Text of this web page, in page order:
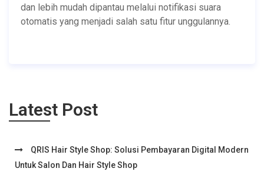
dan lebih mudah dipantau melalui notifikasi suara
otomatis yang menjadi salah satu fitur unggulannya.
Latest Post
QRIS Hair Style Shop: Solusi Pembayaran Digital Modern
Untuk Salon Dan Hair Style Shop